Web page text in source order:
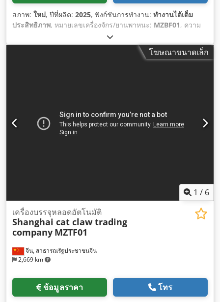
สภาพ: ใหม่, ปีที่ผลิต: 2025, ฟังก์ชันการทำงาน: ทำงานได้เต็ม
ประสิทธิภาพ, หมายเลขเครื่องจักร/ยานพาหนะ: MZBF01, ความ
, ความกว้างทั้งหมด:
ทั้งหมด:1,250 มม, ตำแหน่งท่อพัก:ด้าน, ประเภทกระแสไฟฟ้าที่
, แรงดันไฟฟ้าขาเข้า:
โฆษณาขนาดเล็ก
1 / 6
จีน, สาธารณรัฐประชาชนจีน
2,669 km
เครื่องบรรจุหลอดอัตโนมัติ
Shanghai cat claw trading
company MZTF01
ข้อมูลราคา โทร